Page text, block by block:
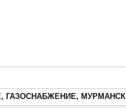
ГАЗОСНАБЖЕНИЕ, МУРМАНСК